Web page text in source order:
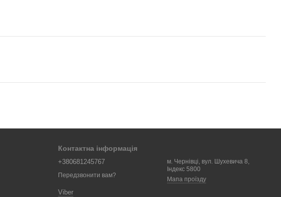
Контактна інформація
+380681245767
Передзвонити вам?
Viber
м. Чернівці, вул. Шухевича 8,
Індекс 5800
Мапа проїзду